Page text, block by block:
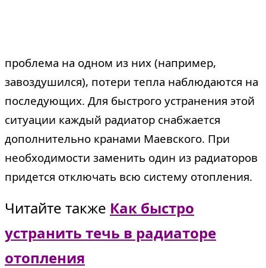
проблема на одном из них (например,
завоздушился), потери тепла наблюдаются на
последующих. Для быстрого устранения этой
ситуации каждый радиатор снабжается
дополнительно кранами Маевского. При
необходимости заменить один из радиаторов
придется отключать всю систему отопления.
Читайте также Как быстро
устранить течь в радиаторе
отопления